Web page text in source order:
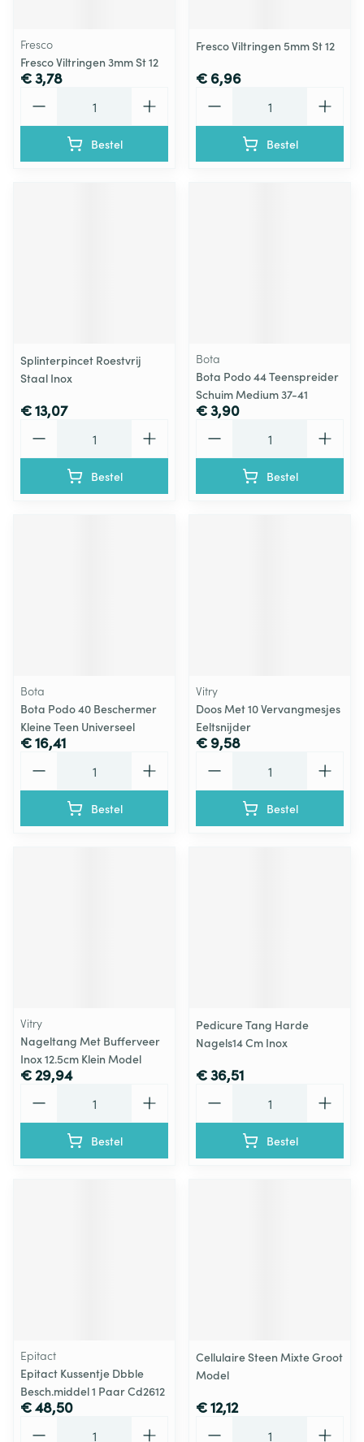
Fresco
Fresco Viltringen 3mm St 12
€ 3,78
Bestel
Fresco Viltringen 5mm St 12
€ 6,96
Bestel
Splinterpincet Roestvrij
Staal Inox
€ 13,07
Bestel
Bota
Bota Podo 44 Teenspreider
Schuim Medium 37-41
€ 3,90
Bestel
Bota
Bota Podo 40 Beschermer
Kleine Teen Universeel
€ 16,41
Bestel
Vitry
Doos Met 10 Vervangmesjes
Eeltsnijder
€ 9,58
Bestel
Vitry
Nageltang Met Bufferveer
Inox 12.5cm Klein Model
€ 29,94
Bestel
Pedicure Tang Harde
Nagels14 Cm Inox
€ 36,51
Bestel
Epitact
Epitact Kussentje Dbble
Besch.middel 1 Paar Cd2612
€ 48,50
Cellulaire Steen Mixte Groot
Model
€ 12,12